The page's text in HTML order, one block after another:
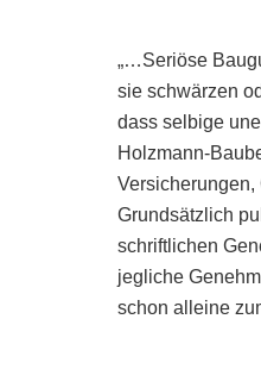
„…Seriöse
sie schwärzen
dass selbige
Holzmann-
Grundsätzlich
schriftlichen
jegliche
schon alleine